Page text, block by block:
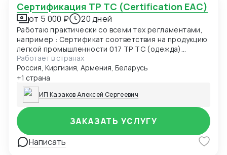
Сертификация ТР ТС (Certification EAC)
от 5 000 ₽ 20 дней
Работаю практически со всеми тех регламентами,
например : Сертификат соответствия на продукцию
легкой промышленности 017 ТР ТС (одежда)
Сертификат соответствия О безопасности
продукции, предназначенной для детей и
подростков 007 ТР ТС (детская одежда)
Сертификат соответствия О безопасности
низковольтного оборудования 004 ТР ТС
Сертификат соответствия Электромагнитная
совместимость технических средств 020 ТР ТС
Сертификат соответствия О БЕЗОПАСНОСТИ
КОЛЕСНЫХ ТРАНСПОРТНЫХ СРЕДСТВ 018 ТР ТС
Декларация соответствия ГОСТ, ЕАС Отказные
Работает в странах
Россия, Киргизия, Армения, Беларусь
+1 страна
ИП Казаков Алексей Сергеевич
Написать
ЗАКАЗАТЬ УСЛУГУ